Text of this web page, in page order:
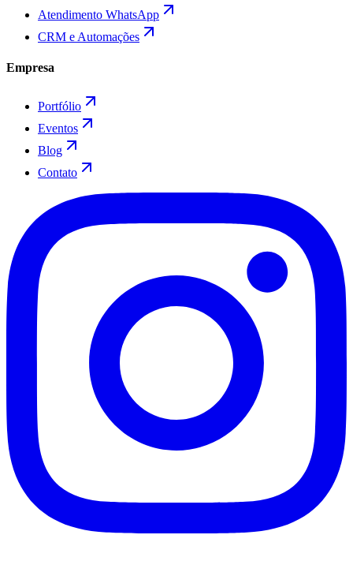
Atendimento WhatsApp
CRM e Automações
Empresa
Portfólio
Eventos
Blog
Contato